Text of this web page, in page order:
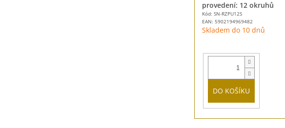
Kód: SN-RZPU12S
EAN: 5902194969482
provedení: 12 okruhů
Skladem do 10 dnů
DO KOŠÍKU